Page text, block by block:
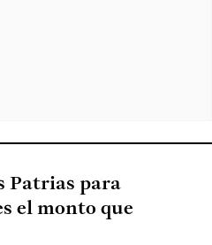
Patrias para
el monto que